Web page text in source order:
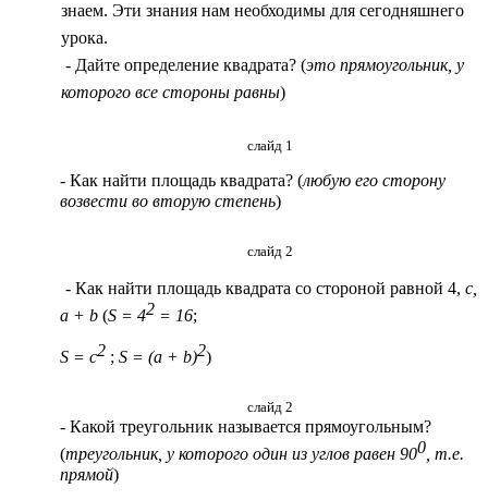
знаем. Эти знания нам необходимы для сегодняшнего
урока.
- Дайте определение квадрата? (это прямоугольник, у
которого все стороны равны)
слайд 1
- Как найти площадь квадрата? (любую его сторону
возвести во вторую степень)
слайд 2
- Как найти площадь квадрата со стороной равной 4, с,
a + b (S = 42 = 16;
S = с2 ;S = (a + b)2)
слайд 2
- Какой треугольник называется прямоугольным?
(треугольник, у которого один из углов равен 900 , т.е.
прямой)